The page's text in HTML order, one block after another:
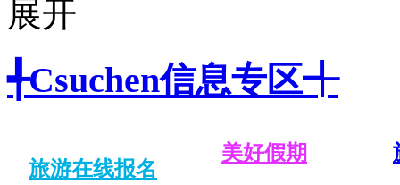
╃Csuchen信息专区╃
旅游在线报名
美好假期